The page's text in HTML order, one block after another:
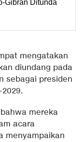
Gibran Ditunda
mengatakan
diundang pada
sebagai presiden
mereka
acara
menyampaikan